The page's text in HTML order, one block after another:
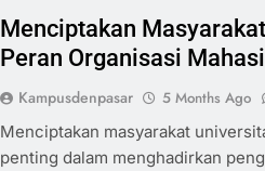
Menciptakan
Peran Organisasi
Kampusdenpasar 5 Months Ago
Menciptakan masyarakat
penting dalam menghadirkan